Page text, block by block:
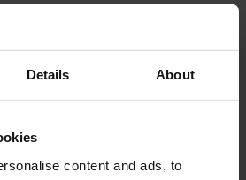
Details About
content and ads, to